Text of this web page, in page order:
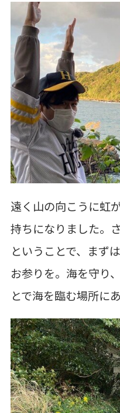
遠く山の向こうに虹
持ちになりました。
ということで、まず
お参りを。海を守り
とで海を臨む場所にあ